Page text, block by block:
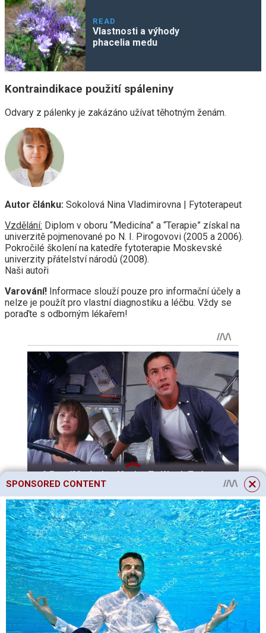
READ
Vlastnosti a výhody
phacelia medu
Kontraindikace použití spáleniny
Odvary z pálenky je zakázáno užívat těhotným ženám.
Autor článku: Sokolová Nina Vladimirovna | Fytoterapeut
Vzdělání: Diplom v oboru “Medicína” a “Terapie” získal na
univerzitě pojmenované po N. I. Pirogovovi (2005 a 2006).
Pokročilé školení na katedře fytoterapie Moskevské
univerzity přátelství národů (2008).
Naši autoři
Varování! Informace slouží pouze pro informační účely a
nelze je použít pro vlastní diagnostiku a léčbu. Vždy se
poraďte s odborným lékařem!
SPONSORED CONTENT